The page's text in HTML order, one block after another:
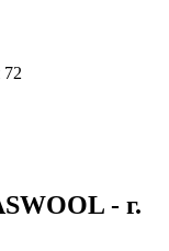
72
- г.